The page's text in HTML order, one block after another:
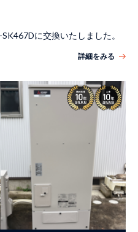
に交換いたしました。
詳細をみる